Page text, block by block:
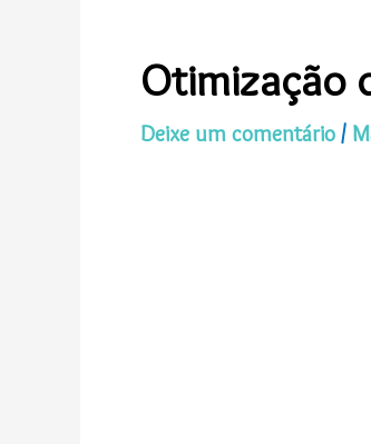
Otimização
Deixe um comentário /